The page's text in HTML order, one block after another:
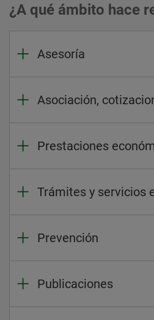
¿A qué ámbito hace
Asesoría
Asociación,
Prestaciones
Trámites y servicios
Prevención
Publicaciones